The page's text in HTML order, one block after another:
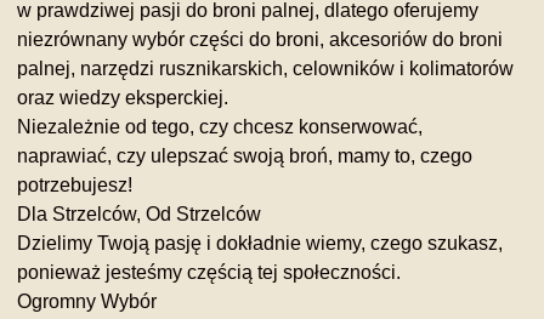
w prawdziwej pasji do broni palnej, dlatego oferujemy
niezrównany wybór części do broni, akcesoriów do broni
palnej, narzędzi rusznikarskich, celowników i kolimatorów
oraz wiedzy eksperckiej.
Niezależnie od tego, czy chcesz konserwować,
naprawiać, czy ulepszać swoją broń, mamy to, czego
potrzebujesz!
Dla Strzelców, Od Strzelców
Dzielimy Twoją pasję i dokładnie wiemy, czego szukasz,
ponieważ jesteśmy częścią tej społeczności.
Ogromny Wybór